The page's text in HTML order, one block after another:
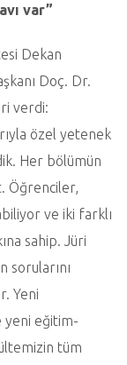
var”
Dekan
Doç. Dr.
verdi:
özel yetenek
Her bölümün
Öğrenciler,
ve iki farklı
sahip. Jüri
sorularını
Yeni
yeni eğitim-
tüm